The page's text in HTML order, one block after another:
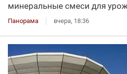
минеральные смеси для
Панорама вчера, 18:36